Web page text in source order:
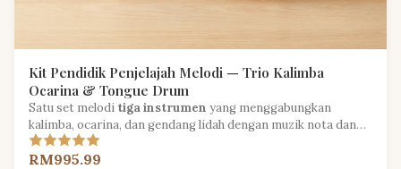
Kit Pendidik Penjelajah Melodi — Trio Kalimba
Ocarina & Tongue Drum
Satu set melodi tiga instrumen yang menggabungkan
kalimba, ocarina, dan gendang lidah dengan muzik nota dan
kad pelajaran untuk pendidikan berfokuskan melodi.
RM995.99